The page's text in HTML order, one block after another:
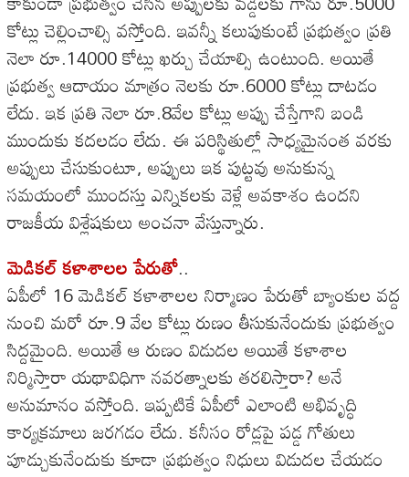
కోట్లు చెల్లించాల్సి వస్తోంది. ఇవన్నీ కలుపుకుంటే ప్రభుత్వం ప్రతి
నెలా రూ.14000 కోట్లు ఖర్చు చేయాల్సి ఉంటుంది. అయితే
ప్రభుత్వ ఆదాయం మాత్రం నెలకు రూ.6000 కోట్లు దాటడం
లేదు. ఇక ప్రతి నెలా రూ.8వేల కోట్లు అప్పు చేస్తేగాని బండి
ముందుకు కదలడం లేదు. ఈ పరిస్థితుల్లో సాధ్యమైనంత వరకు
అప్పులు చేసుకుంటూ, అప్పులు ఇక పుట్టవు అనుకున్న
సమయంలో ముందస్తు ఎన్నికలకు వెళ్లే అవకాశం ఉందని
రాజకీయ విశ్లేషకులు అంచనా వేస్తున్నారు.
మెడికల్ కళాశాలల పేరుతో..
ఏపీలో 16 మెడికల్ కళాశాలల నిర్మాణం పేరుతో బ్యాంకుల వద్ద
నుంచి మరో రూ.9 వేల కోట్లు రుణం తీసుకునేందుకు ప్రభుత్వం
సిద్దమైంది. అయితే ఆ రుణం విడుదల అయితే కళాశాల
నిర్మిస్తారా యథావిధిగా నవరత్నాలకు తరలిస్తారా? అనే
అనుమానం వస్తోంది. ఇప్పటికే ఏపీలో ఎలాంటి అభివృద్ధి
కార్యక్రమాలు జరగడం లేదు. కనీసం రోడ్లపై పడ్డ గోతులు
పూడ్చుకునేందుకు కూడా ప్రభుత్వం నిధులు విడుదల చేయడం